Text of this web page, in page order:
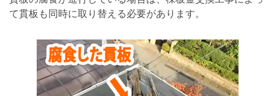
て貫板も同時に取り替える必要があります。